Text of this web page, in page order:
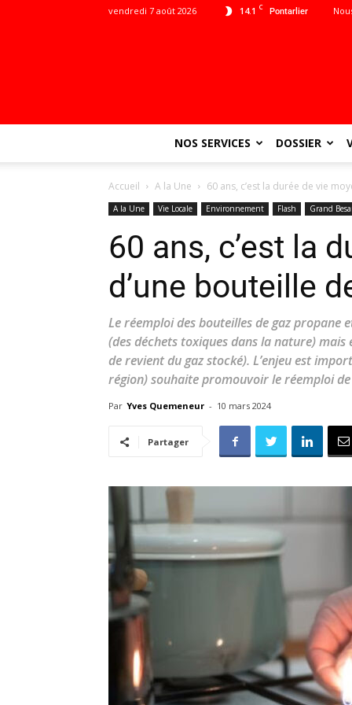
14.1 C Pontarlier
vendredi 7 août 2026
NOS SERVICES DOSSIER
Accueil A la Une 60 ans, c’est la durée de vie
A la Une Vie Locale Environnement Flash Grand
60 ans, c’est la
d’une bouteille
Le réemploi des bouteilles de gaz propane
(des déchets toxiques dans la nature)
de revient du gaz stocké). L’enjeu est
région) souhaite promouvoir le réemploi de
Par Yves Quemeneur - 10 mars 2024
Partager